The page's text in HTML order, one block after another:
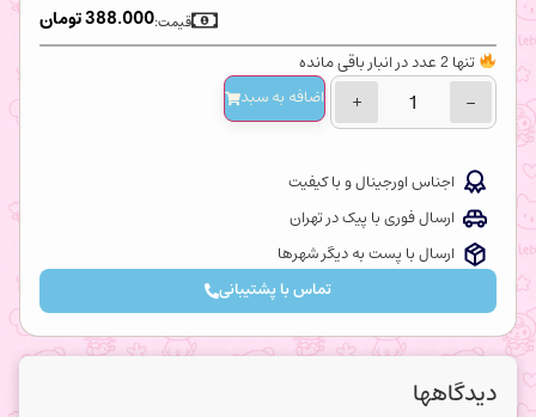
388.000تومان قیمت:
تنها 2 عدد در انبار باقی مانده
−
+ اضافه‌ به سبد
اجناس اورجینال و با کیفیت
ارسال فوری با پیک در تهران
ارسال با پست به دیگر شهرها
تماس با پشتیبانی
دیدگاهها